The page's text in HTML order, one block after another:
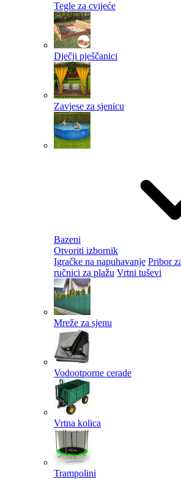
Tegle za cvijeće
Dječji pješčanici
Zavjese za sjenicu
Bazeni
Otvoriti izbornik
Igračke na napuhavanje Pribor
ručnici za plažu Vrtni tuševi
Mreže za sjenu
Vodootporne cerade
Vrtna kolica
Trampolini